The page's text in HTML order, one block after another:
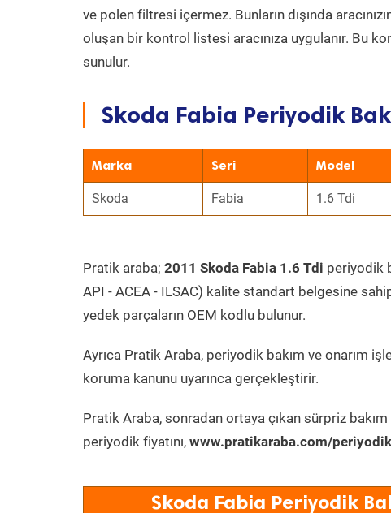
ve polen filtresi içermez. Bunların dışında
oluşan bir kontrol listesi aracınıza uygulanır. Bu
sunulur.
Skoda Fabia Periyodik
Marka Seri Model
Skoda Fabia 1.6 Tdi
Pratik araba; 2011 Skoda Fabia 1.6 Tdi periyodik
API - ACEA - ILSAC) kalite standart belgesine
yedek parçaların OEM kodlu bulunur.
Ayrıca Pratik Araba, periyodik bakım ve onarım
koruma kanunu uyarınca gerçekleştirir.
Pratik Araba, sonradan ortaya çıkan sürpriz bakım
periyodik fiyatını, www.pratikaraba.com/
Skoda Fabia Periyodik